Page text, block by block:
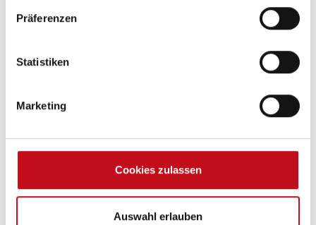
Präferenzen
Statistiken
Marketing
Cookies zulassen
Auswahl erlauben
Gasflaschenkasten für: 2x11 kg Fl.
TV-Halter schwenkbar
Elektro